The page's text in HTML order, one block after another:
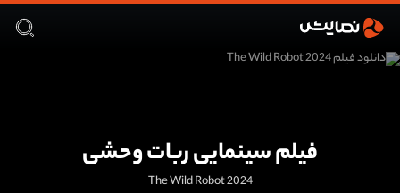
فیلم سینمایی ربات وحشی
The Wild Robot 2024